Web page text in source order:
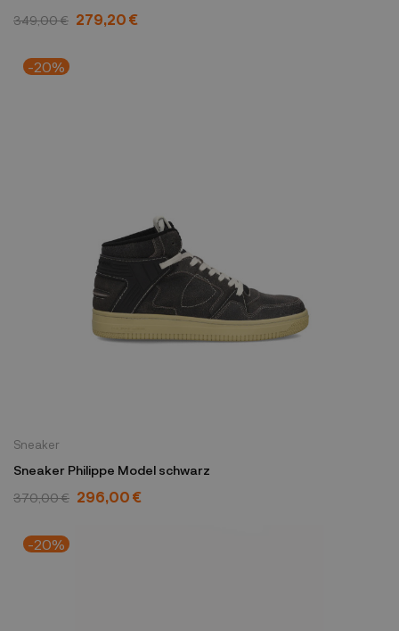
349,00 € 279,20 €
-20%
Sneaker
Sneaker Philippe Model schwarz
370,00 € 296,00 €
-20%